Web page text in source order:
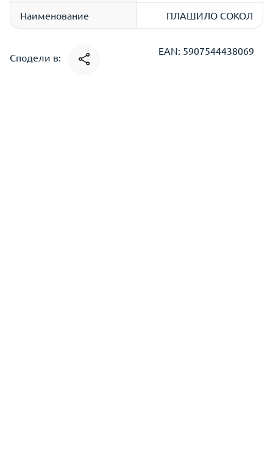
Наименование ПЛАШИЛО СОКОЛ
Сподели в:
EAN: 5907544438069